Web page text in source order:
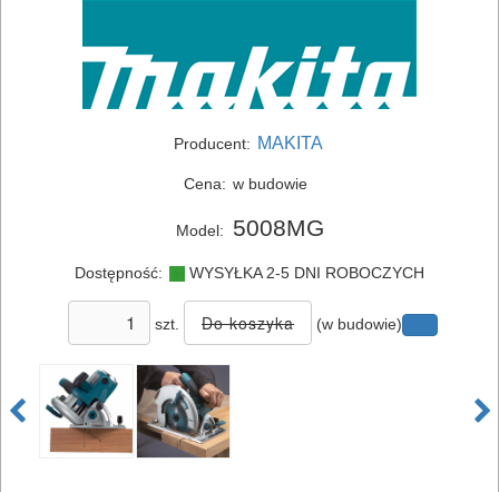
ELEKTRONARZĘDZIA
SIECIOWE
Producent: MAKITA
Cena: w budowie
Model: 5008MG
Dostępność: WYSYŁKA 2-5 DNI ROBOCZYCH
szt. (w budowie)